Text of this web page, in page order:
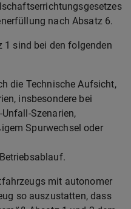
nach Absatz 6.
1 sind bei den folgenden
die Technische Aufsicht,
insbesondere bei
Szenarien,
Spurwechsel oder
mit autonomer
so auszustatten, dass